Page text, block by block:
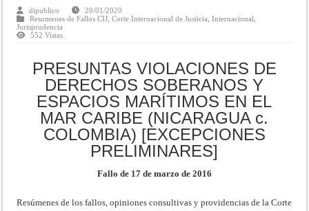
dipublico
20/01/2020
Resumenes de Fallos CIJ ,Corte Internacional de Justicia ,Internacional
Jurisprudencia
552 Vistas
PRESUNTAS VIOLACIONES DE
DERECHOS SOBERANOS Y
ESPACIOS MARÍTIMOS EN EL
MAR CARIBE (NICARAGUA c.
COLOMBIA) [EXCEPCIONES
PRELIMINARES]
Fallo de 17 de marzo de 2016
Resúmenes de los fallos, opiniones consultivas y providencias de la Corte